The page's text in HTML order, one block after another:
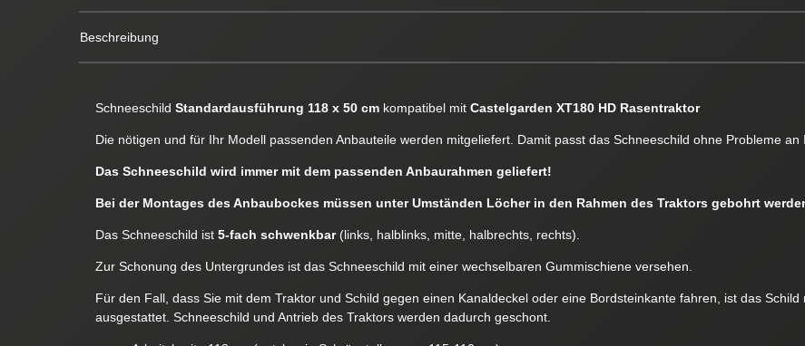
Beschreibung
Schneeschild Standardausführung 118 x 50 cmkompatibel mit Castelgarden XT180 HD Rasentraktor
Die nötigen und für Ihr Modell passenden Anbauteile werden mitgeliefert. Damit passt das Schneeschild ohne Probleme an
Das Schneeschild wird immer mit dem passenden Anbaurahmen geliefert!
Bei der Montages des Anbaubockes müssen unter Umständen Löcher in den Rahmen des Traktors gebohrt
Das Schneeschild ist 5-fach schwenkbar(links, halblinks, mitte, halbrechts, rechts).
Zur Schonung des Untergrundes ist das Schneeschild mit einer wechselbaren Gummischiene versehen.
Für den Fall, dass Sie mit dem Traktor und Schild gegen einen Kanaldeckel oder eine Bordsteinkante fahren, ist das
ausgestattet. Schneeschild und Antrieb des Traktors werden dadurch geschont.